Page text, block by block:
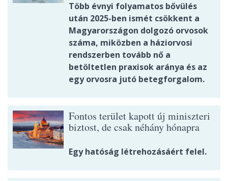
Több évnyi folyamatos bővülés
után 2025-ben ismét csökkent a
Magyarországon dolgozó orvosok
száma, miközben a háziorvosi
rendszerben tovább nő a
betöltetlen praxisok aránya és az
egy orvosra jutó betegforgalom.
Fontos terület kapott új miniszteri
biztost, de csak néhány hónapra
Egy hatóság létrehozásáért felel.